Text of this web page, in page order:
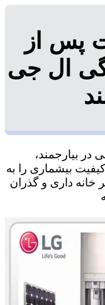
پس از
ال جی
بیارجمند،
بیشماری را به
خانه داری و گذران